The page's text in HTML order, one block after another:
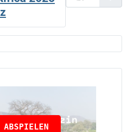
ABSPIELEN